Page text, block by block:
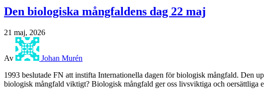
Den biologiska mångfaldens dag 22 maj
21 maj, 2026
Av
Johan Murén
1993 beslutade FN att instifta Internationella dagen för biologisk mångfald. Den
biologisk mångfald viktigt? Biologisk mångfald ger oss livsviktiga och oersättliga